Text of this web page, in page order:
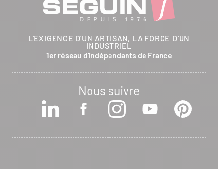
L'EXIGENCE D'UN ARTISAN, LA FORCE D'UN
INDUSTRIEL
1er réseau d'indépendants de France
Nous suivre